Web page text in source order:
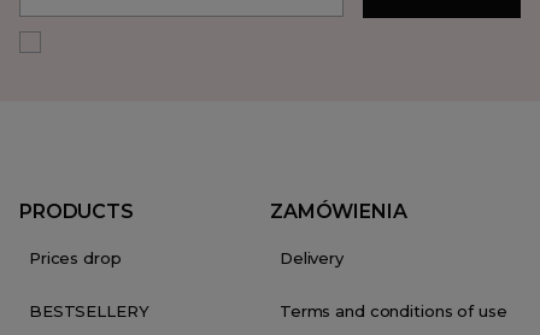
PRODUCTS
Prices drop
BESTSELLERY
ZAMÓWIENIA
Delivery
Terms and conditions of use